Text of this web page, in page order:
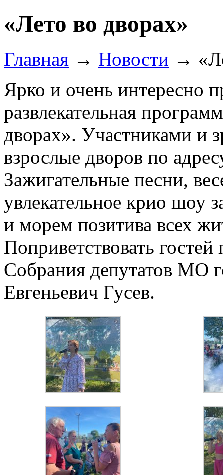
«Лето во дворах»
Главная → Новости →
Ярко и очень интересно
развлекательная
дворах». Участниками и
взрослые дворов по
Зажигательные песни,
увлекательное крио шоу
и морем позитива всех
Поприветствовать
Собрания депутатов МО
Евгеньевич Гусев.